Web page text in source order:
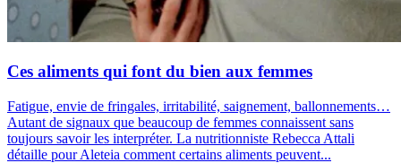
Ces aliments qui font du bien aux femmes
Fatigue, envie de fringales, irritabilité, saignement, ballonnements…
Autant de signaux que beaucoup de femmes connaissent sans
toujours savoir les interpréter. La nutritionniste Rebecca Attali
détaille pour Aleteia comment certains aliments peuvent...